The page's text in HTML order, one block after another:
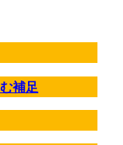
補足